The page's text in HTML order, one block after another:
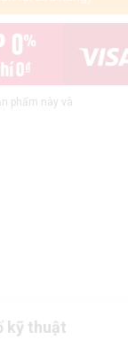
phẩm này và
kỹ thuật